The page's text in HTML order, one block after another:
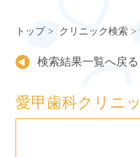
トップ クリニック検索
検索結果一覧へ戻る
愛甲歯科クリニ